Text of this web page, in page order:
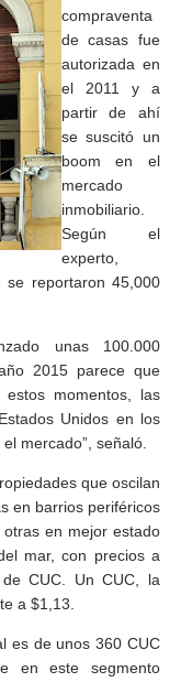
compraventa
de casas fue
autorizada en
el 2011 y a
partir de ahí
se suscitó un
boom en el
mercado
inmobiliario.
Según el
experto,
reportaron 45,000
unas 100.000
2015 parece que
momentos, las
Unidos en los
mercado”, señaló.
que oscilan
en barrios periféricos
en mejor estado
mar, con precios a
CUC. Un CUC, la
a $1,13.
es de unos 360 CUC
en este segmento